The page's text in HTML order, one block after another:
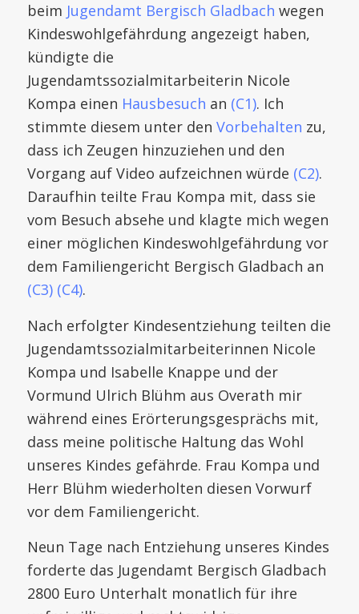
beim Jugendamt Bergisch Gladbach wegen
Kindeswohlgefährdung angezeigt haben,
kündigte die
Jugendamtssozialmitarbeiterin Nicole
Kompa einen Hausbesuch an (C1). Ich
stimmte diesem unter den Vorbehalten zu,
dass ich Zeugen hinzuziehen und den
Vorgang auf Video aufzeichnen würde (C2).
Daraufhin teilte Frau Kompa mit, dass sie
vom Besuch absehe und klagte mich wegen
einer möglichen Kindeswohlgefährdung vor
dem Familiengericht Bergisch Gladbach an
(C3) (C4).
Nach erfolgter Kindesentziehung teilten die
Jugendamtssozialmitarbeiterinnen Nicole
Kompa und Isabelle Knappe und der
Vormund Ulrich Blühm aus Overath mir
während eines Erörterungsgesprächs mit,
dass meine politische Haltung das Wohl
unseres Kindes gefährde. Frau Kompa und
Herr Blühm wiederholten diesen Vorwurf
vor dem Familiengericht.
Neun Tage nach Entziehung unseres Kindes
forderte das Jugendamt Bergisch Gladbach
2800 Euro Unterhalt monatlich für ihre